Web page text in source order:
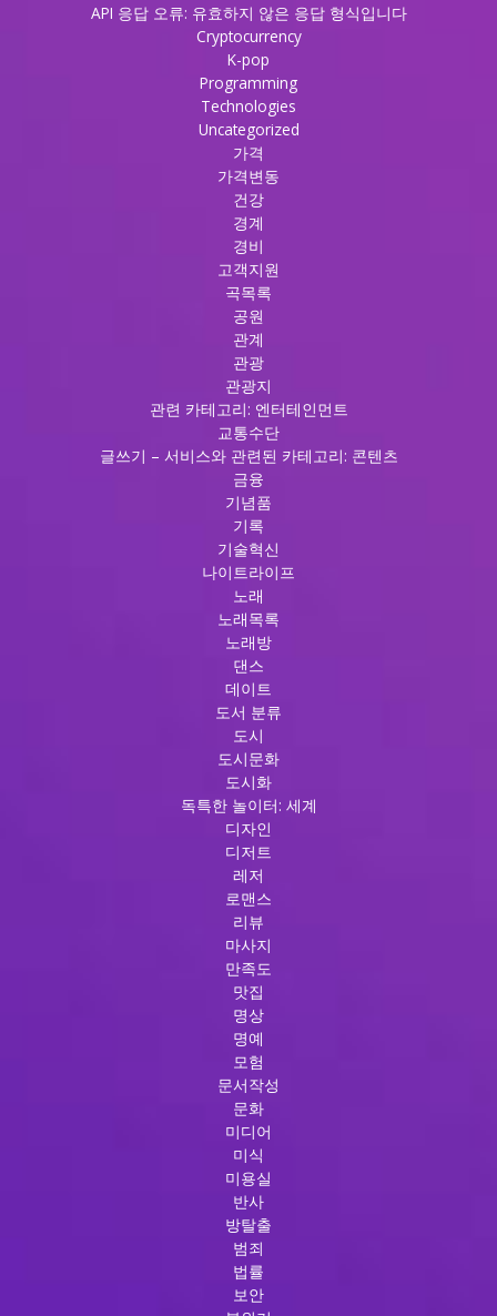
API 응답 오류: 유효하지 않은 응답 형식입니다
Cryptocurrency
K-pop
Programming
Technologies
Uncategorized
가격
가격변동
건강
경계
경비
고객지원
곡목록
공원
관계
관광
관광지
관련 카테고리: 엔터테인먼트
교통수단
글쓰기 – 서비스와 관련된 카테고리: 콘텐츠
금융
기념품
기록
기술혁신
나이트라이프
노래
노래목록
노래방
댄스
데이트
도서 분류
도시
도시문화
도시화
독특한 놀이터: 세계
디자인
디저트
레저
로맨스
리뷰
마사지
만족도
맛집
명상
명예
모험
문서작성
문화
미디어
미식
미용실
반사
방탈출
범죄
법률
보안